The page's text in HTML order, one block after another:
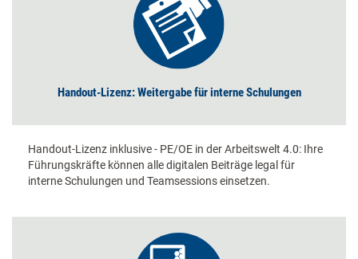
Handout-Lizenz: Weitergabe für interne Schulungen
Handout-Lizenz inklusive - PE/OE in der Arbeitswelt 4.0: Ihre
Führungskräfte können alle digitalen Beiträge legal für
interne Schulungen und Teamsessions einsetzen.